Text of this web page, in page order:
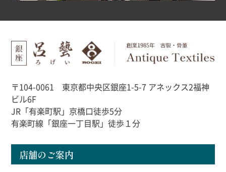
〒104-0061 東京都中央区銀座1-5-7 アネックス2福神
ビル6F
JR「有楽町駅」京橋口徒歩5分
有楽町線「銀座一丁目駅」徒歩１分
店舗のご案内